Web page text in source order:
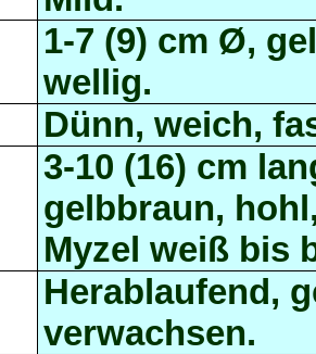
1-7 (9) cm Ø,
wellig.
Dünn, weich,
3-10 (16) cm
gelbbraun,
Myzel weiß bis
Herablaufend,
verwachsen.